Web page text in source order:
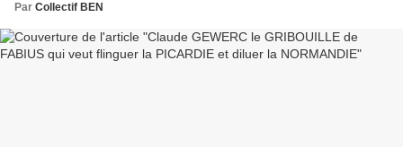
Par Collectif BEN